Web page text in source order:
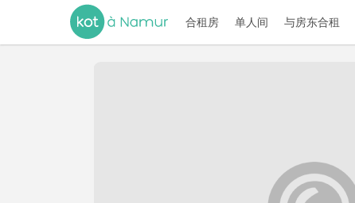
合租房 单人间 与房东合租